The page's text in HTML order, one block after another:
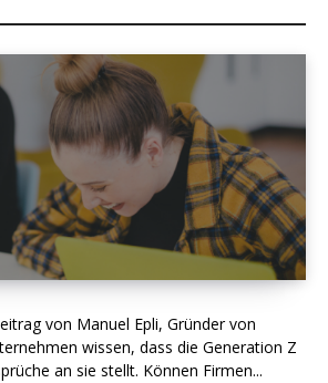
von Manuel Epli, Gründer von
wissen, dass die Generation Z
an sie stellt. Können Firmen...